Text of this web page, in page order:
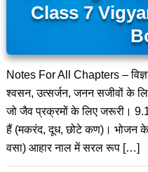
Class 7
Notes For All Chapters –
श्वसन, उत्सर्जन, जनन सजीवों के
जो जैव प्रक्रमों के लिए जरूरी।
हैं (मकरंद, दूध, छोटे कण)। भोजन के
वसा) आहार नाल में सरल रूप […]